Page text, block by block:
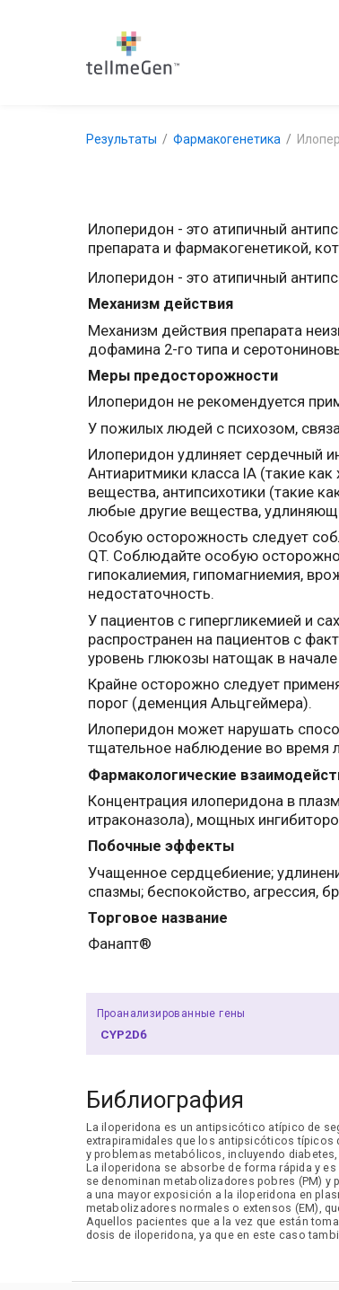
Результаты Фармакогенетика
Илоперидон - это атипичный
препарата и фармакогенетикой,
Илоперидон - это атипичный
Механизм действия
Механизм действия препарата
дофамина 2-го типа и
Меры предосторожности
Илоперидон не рекомендуется
У пожилых людей с психозом,
Илоперидон удлиняет сердечный
Антиаритмики класса IA (такие
вещества, антипсихотики (такие
любые другие вещества,
Особую осторожность следует
QT. Соблюдайте особую
гипокалиемия, гипомагниемия,
недостаточность.
У пациентов с гипергликемией и
распространен на пациентов с
уровень глюкозы натощак в
Крайне осторожно следует
порог (деменция Альцгеймера).
Илоперидон может нарушать
тщательное наблюдение во время
Фармакологические
Концентрация илоперидона в
итраконазола), мощных
Побочные эффекты
Учащенное сердцебиение;
спазмы; беспокойство, агрессия,
Торговое название
Фанапт®
Проанализированные гены
CYP2D6
Библиография
La iloperidona es un antipsicótico atípico de
extrapiramidales que los antipsicóticos típicos
y problemas metabólicos, incluyendo
La iloperidona se absorbe de forma rápida y
se denominan metabolizadores pobres (PM) y
a una mayor exposición a la iloperidona en
metabolizadores normales o extensos (EM),
Aquellos pacientes que a la vez que están
dosis de iloperidona, ya que en este caso